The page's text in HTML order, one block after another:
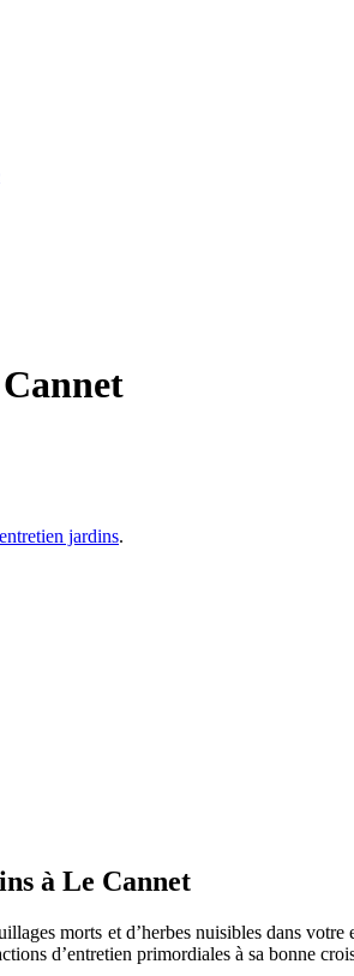
entretien jardins.
à Le Cannet
morts et d’herbes nuisibles dans
d’entretien primordiales à sa bonne